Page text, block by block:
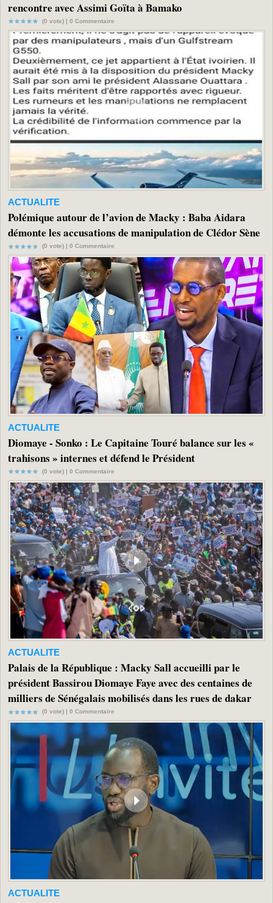
rencontre avec Assimi Goïta à Bamako
(0 vote) | 0 Commentaire
ACTUALITE
Polémique autour de l’avion de Macky : Baba Aidara
démonte les accusations de manipulation de Clédor Sène
(0 vote) | 0 Commentaire
ACTUALITE
Diomaye - Sonko : Le Capitaine Touré balance sur les «
trahisons » internes et défend le Président
(0 vote) | 0 Commentaire
ACTUALITE
Palais de la République : Macky Sall accueilli par le
président Bassirou Diomaye Faye avec des centaines de
milliers de Sénégalais mobilisés dans les rues de dakar
(0 vote) | 0 Commentaire
ACTUALITE